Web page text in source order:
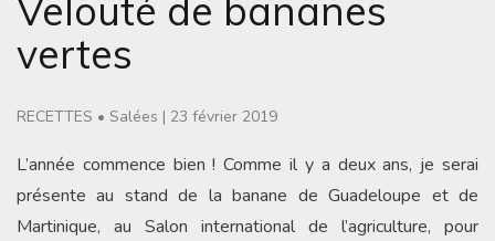
Velouté de bananes
vertes
RECETTES • Salées | 23 février 2019
L’année commence bien ! Comme il y a deux ans, je serai
présente au stand de la banane de Guadeloupe et de
Martinique, au Salon international de l’agriculture, pour